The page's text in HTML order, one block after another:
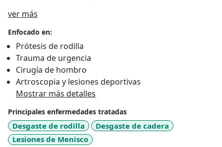
ver más
Enfocado en:
Prótesis de rodilla
Trauma de urgencia
Cirugía de hombro
Artroscopia y lesiones deportivas
Mostrar más detalles
Principales enfermedades tratadas
Desgaste de rodilla
Desgaste de cadera
Lesiones de Menisco